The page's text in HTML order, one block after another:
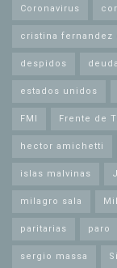
Coronavirus
cristina fernandez
despidos
estados unidos
FMI Frente de
hector amichetti
islas malvinas
milagro sala
paritarias paro
sergio massa